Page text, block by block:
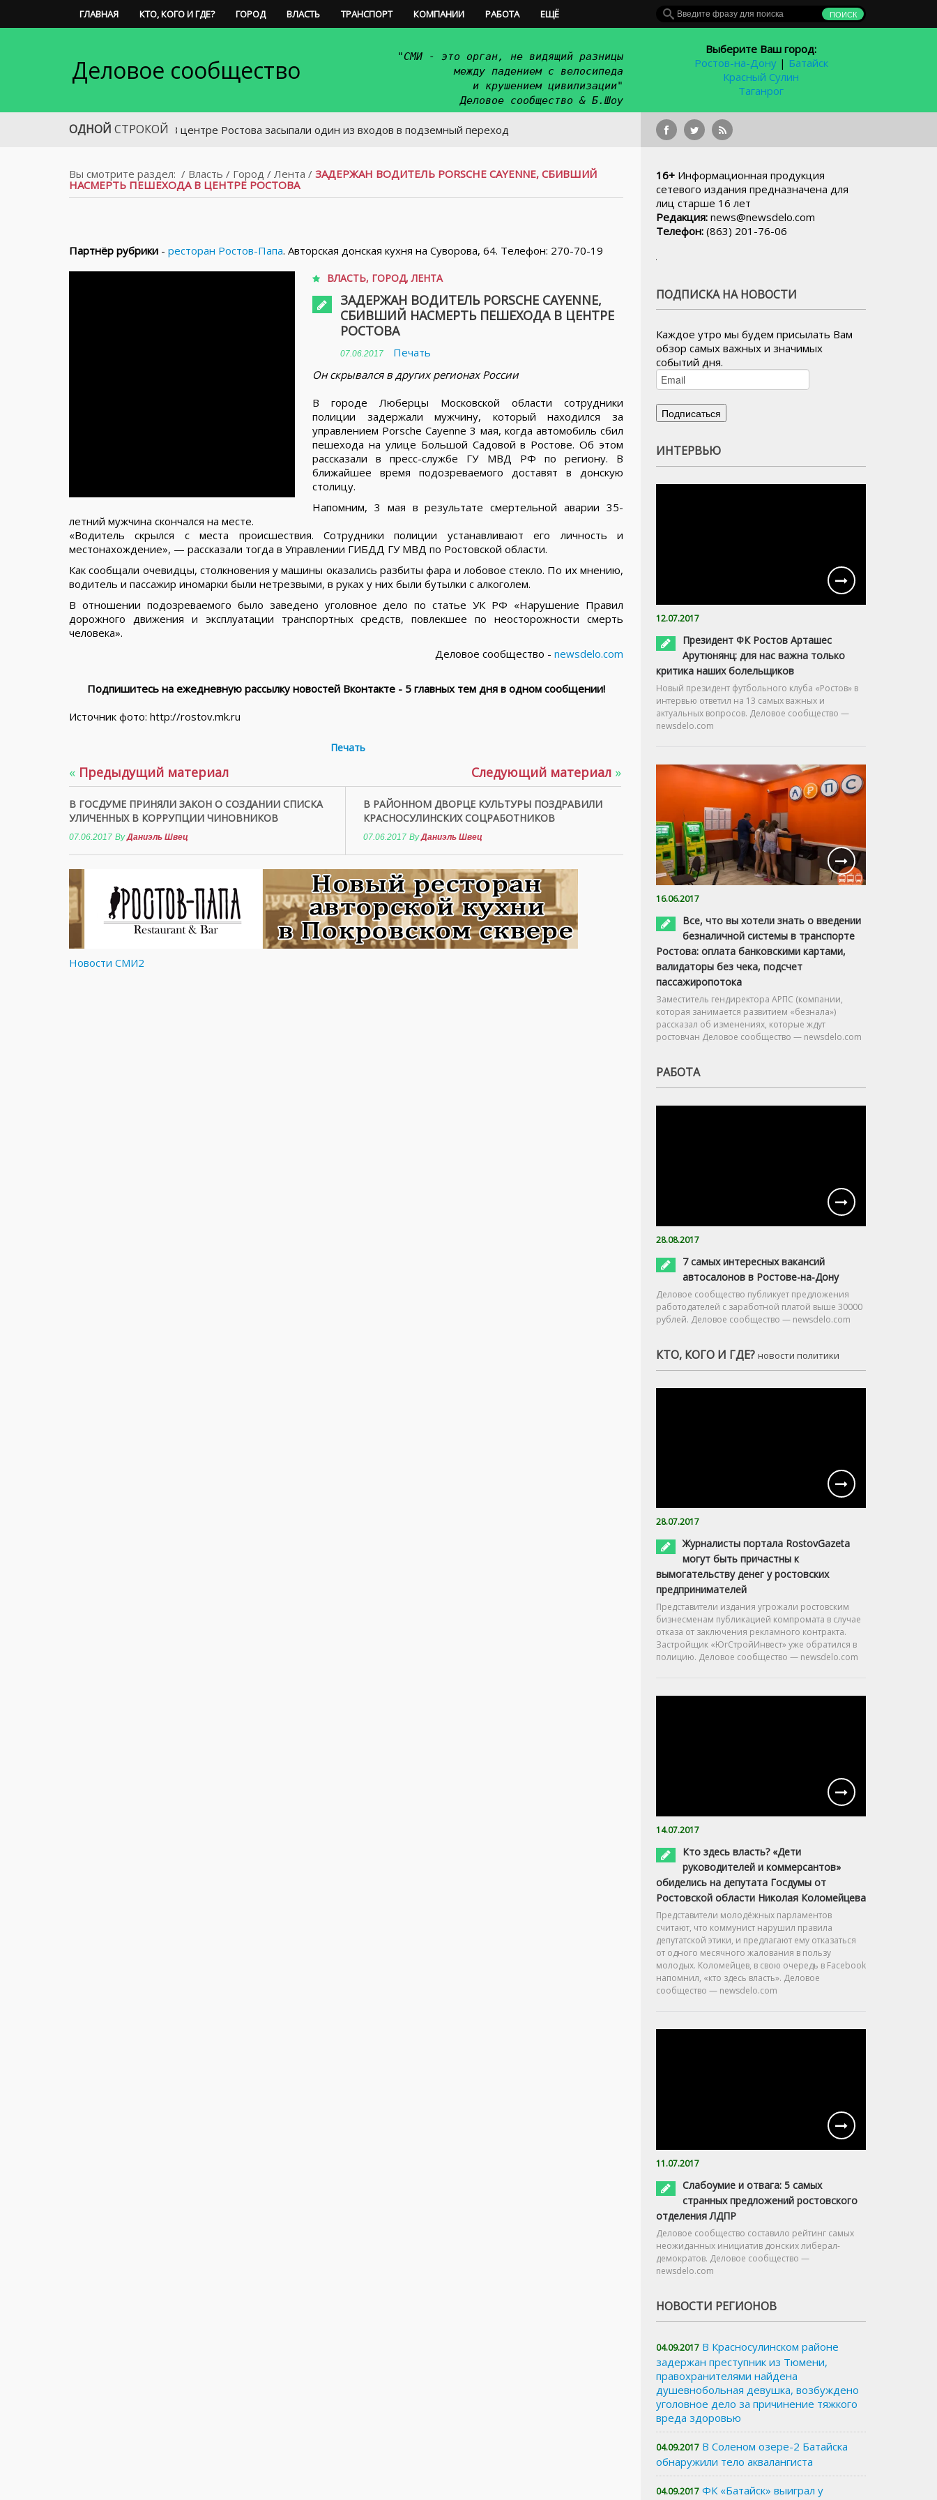
ГЛАВНАЯ КТО, КОГО И ГДЕ? ГОРОД ВЛАСТЬ ТРАНСПОРТ КОМПАНИИ РАБОТА ЕЩЁ
Деловое сообщество
"СМИ - это орган, не видящий разницы
между падением с велосипеда
и крушением цивилизации"
Деловое сообщество & Б.Шоу
Выберите Ваш город:
Ростов-на-Дону| Батайск
Красный Сулин
Таганрог
ОДНОЙ СТРОКОЙ
В центре Ростова засыпали один из входов в подземный переход
Вы смотрите раздел: / Власть / Город / Лента / ЗАДЕРЖАН ВОДИТЕЛЬ PORSCHE CAYENNE, СБИВШИЙ
НАСМЕРТЬ ПЕШЕХОДА В ЦЕНТРЕ РОСТОВА
Партнёр рубрики - ресторан Ростов-Папа. Авторская донская кухня на Суворова, 64. Телефон: 270-70-19
ВЛАСТЬ, ГОРОД,ЛЕНТА
ЗАДЕРЖАН ВОДИТЕЛЬ PORSCHE CAYENNE,
СБИВШИЙ НАСМЕРТЬ ПЕШЕХОДА В ЦЕНТРЕ
РОСТОВА
07.06.2017
Печать
Он скрывался в других регионах России
В городе Люберцы Московской области сотрудники
полиции задержали мужчину, который находился за
управлением Porsche Cayenne 3 мая, когда автомобиль сбил
пешехода на улице Большой Садовой в Ростове. Об этом
рассказали в пресс-службе ГУ МВД РФ по региону. В
ближайшее время подозреваемого доставят в донскую
столицу.
Напомним, 3 мая в результате смертельной аварии 35-
летний мужчина скончался на месте.
«Водитель скрылся с места происшествия. Сотрудники полиции устанавливают его личность и
местонахождение», — рассказали тогда в Управлении ГИБДД ГУ МВД по Ростовской области.
Как сообщали очевидцы, столкновения у машины оказались разбиты фара и лобовое стекло. По их мнению,
водитель и пассажир иномарки были нетрезвыми, в руках у них были бутылки с алкоголем.
В отношении подозреваемого было заведено уголовное дело по статье УК РФ «Нарушение Правил
дорожного движения и эксплуатации транспортных средств, повлекшее по неосторожности смерть
человека».
Деловое сообщество - newsdelo.com
Подпишитесь на ежедневную рассылку новостей Вконтакте - 5 главных тем дня в одном сообщении!
Источник фото: http://rostov.mk.ru
Печать
« Предыдущий материал
В ГОСДУМЕ ПРИНЯЛИ ЗАКОН О СОЗДАНИИ СПИСКА
УЛИЧЕННЫХ В КОРРУПЦИИ ЧИНОВНИКОВ
07.06.2017 ByДаниэль Швец
Следующий материал »
В РАЙОННОМ ДВОРЦЕ КУЛЬТУРЫ ПОЗДРАВИЛИ
КРАСНОСУЛИНСКИХ СОЦРАБОТНИКОВ
07.06.2017 ByДаниэль Швец
Новости СМИ2
16+ Информационная продукция
сетевого издания предназначена для
лиц старше 16 лет
Редакция: news@newsdelo.com
Телефон: (863) 201-76-06
ПОДПИСКА НА НОВОСТИ
Каждое утро мы будем присылать Вам
обзор самых важных и значимых
событий дня.
ИНТЕРВЬЮ
12.07.2017
Президент ФК Ростов Арташес
Арутюнянц: для нас важна только
критика наших болельщиков
Новый президент футбольного клуба «Ростов» в
интервью ответил на 13 самых важных и
актуальных вопросов. Деловое сообщество —
newsdelo.com
16.06.2017
Все, что вы хотели знать о введении
безналичной системы в транспорте
Ростова: оплата банковскими картами,
валидаторы без чека, подсчет
пассажиропотока
Заместитель гендиректора АРПС (компании,
которая занимается развитием «безнала»)
рассказал об изменениях, которые ждут
ростовчан Деловое сообщество — newsdelo.com
РАБОТА
28.08.2017
7 самых интересных вакансий
автосалонов в Ростове-на-Дону
Деловое сообщество публикует предложения
работодателей с заработной платой выше 30000
рублей. Деловое сообщество — newsdelo.com
КТО, КОГО И ГДЕ? новости политики
28.07.2017
Журналисты портала RostovGazeta
могут быть причастны к
вымогательству денег у ростовских
предпринимателей
Представители издания угрожали ростовским
бизнесменам публикацией компромата в случае
отказа от заключения рекламного контракта.
Застройщик «ЮгСтройИнвест» уже обратился в
полицию. Деловое сообщество — newsdelo.com
14.07.2017
Кто здесь власть? «Дети
руководителей и коммерсантов»
обиделись на депутата Госдумы от
Ростовской области Николая Коломейцева
Представители молодёжных парламентов
считают, что коммунист нарушил правила
депутатской этики, и предлагают ему отказаться
от одного месячного жалования в пользу
молодых. Коломейцев, в свою очередь в Facebook
напомнил, «кто здесь власть». Деловое
сообщество — newsdelo.com
11.07.2017
Слабоумие и отвага: 5 самых
странных предложений ростовского
отделения ЛДПР
Деловое сообщество составило рейтинг самых
неожиданных инициатив донских либерал-
демократов. Деловое сообщество —
newsdelo.com
НОВОСТИ РЕГИОНОВ
04.09.2017 В Красносулинском районе
задержан преступник из Тюмени,
правохранителями найдена
душевнобольная девушка, возбуждено
уголовное дело за причинение тяжкого
вреда здоровью
04.09.2017 В Соленом озере-2 Батайска
обнаружили тело аквалангиста
04.09.2017 ФК «Батайск» выиграл у